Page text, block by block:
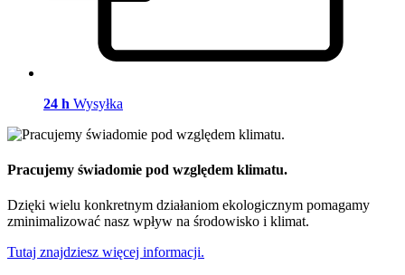
24 h Wysyłka
Pracujemy świadomie pod względem klimatu.
Dzięki wielu konkretnym działaniom ekologicznym pomagamy
zminimalizować nasz wpływ na środowisko i klimat.
Tutaj znajdziesz więcej informacji.